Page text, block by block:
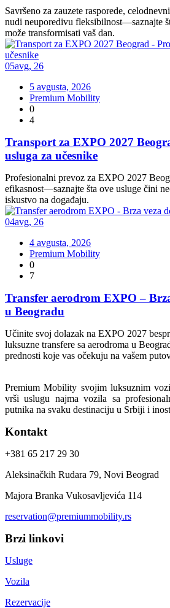
Savršeno za zauzete rasporede,
nudi neuporedivu fleksibilnost—saznajte
može transformisati vaš dan.
05avg, 26
5 avgusta, 2026
Premium Mobility
0
4
Transport za EXPO 2027
usluga za učesnike
Profesionalni prevoz za EXPO 2027
efikasnost—saznajte šta ove usluge čini
iskustvo na događaju.
04avg, 26
4 avgusta, 2026
Premium Mobility
0
7
Transfer aerodrom EXPO –
u Beogradu
Učinite svoj dolazak na EXPO 2027
luksuzne transfere sa aerodroma u
prednosti koje vas očekuju na vašem
Premium Mobility svojim luksuznim
vrši uslugu najma vozila sa
putnika na svaku destinaciju u Srbiji i
Kontakt
+381 65 217 29 30
Aleksinačkih Rudara 79, Novi Beograd
Majora Branka Vukosavljevića 114
reservation@premiummobility.rs
Brzi linkovi
Usluge
Vozila
Rezervacije